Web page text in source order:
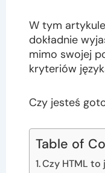
W tym
dokładnie
mimo swojej
kryteriów
Czy jesteś
Table of
Czy HTML